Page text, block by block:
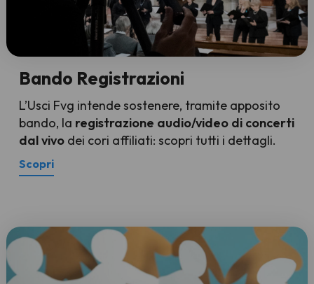
Bando Registrazioni
L’Usci Fvg intende sostenere, tramite apposito
bando, la registrazione audio/video di concerti
dal vivo dei cori affiliati: scopri tutti i dettagli.
Scopri